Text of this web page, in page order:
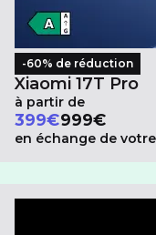
-60% de réduction
Xiaomi 17T Pro
à partir de
399€Au lieu de
999€
en échange de